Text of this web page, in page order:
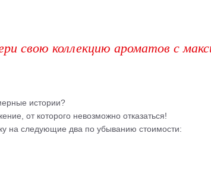
свою коллекцию ароматов с
истории?
от которого невозможно отказаться!
на следующие два по убыванию стоимости: